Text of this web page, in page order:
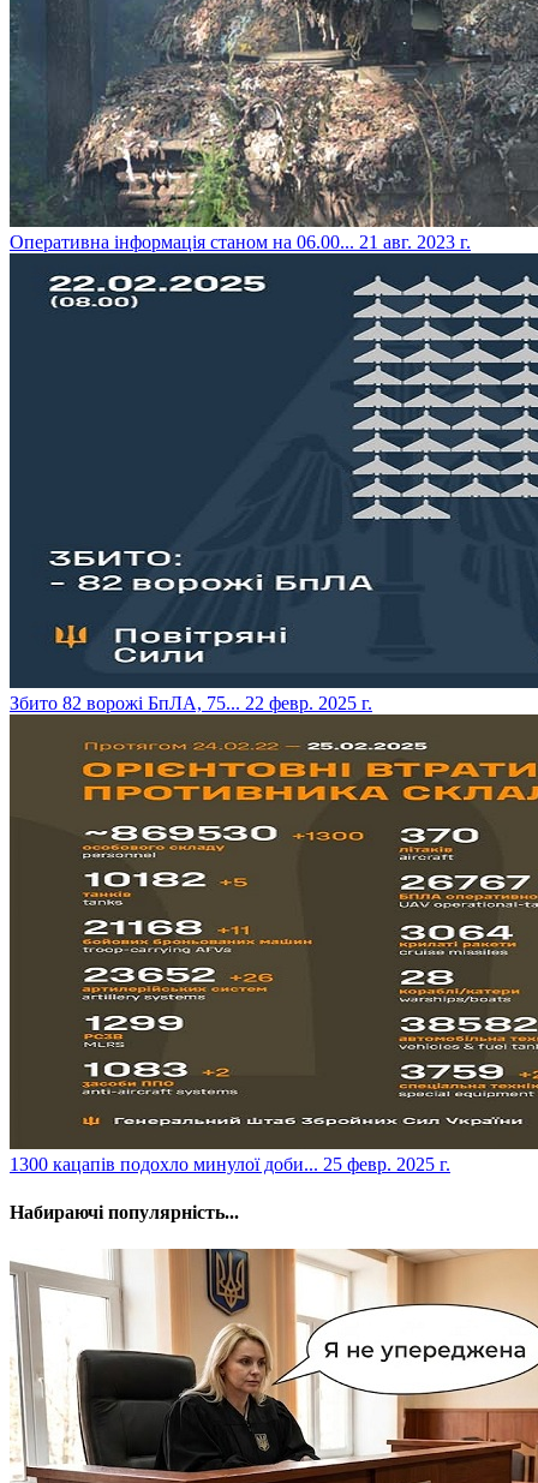
​Оперативна інформація станом на 06.00... 21 авг. 2023 г.
​Збито 82 ворожі БпЛА, 75... 22 февр. 2025 г.
​1300 кацапів подохло минулої доби... 25 февр. 2025 г.
Набираючі популярність...